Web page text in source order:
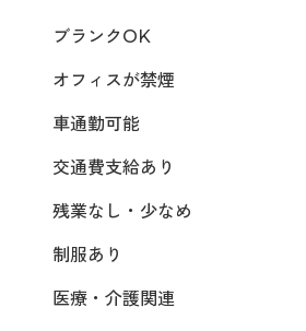
ブランクOK
オフィスが禁煙
車通勤可能
交通費支給あり
残業なし・少なめ
制服あり
医療・介護関連